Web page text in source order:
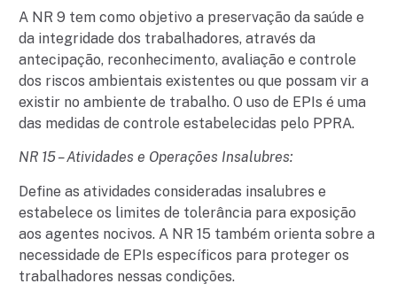
A NR 9 tem como objetivo a preservação da saúde e
da integridade dos trabalhadores, através da
antecipação, reconhecimento, avaliação e controle
dos riscos ambientais existentes ou que possam vir a
existir no ambiente de trabalho. O uso de EPIs é uma
das medidas de controle estabelecidas pelo PPRA.
NR 15 – Atividades e Operações Insalubres:
Define as atividades consideradas insalubres e
estabelece os limites de tolerância para exposição
aos agentes nocivos. A NR 15 também orienta sobre a
necessidade de EPIs específicos para proteger os
trabalhadores nessas condições.